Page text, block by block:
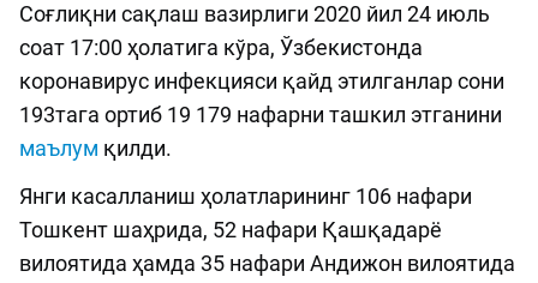
Соғлиқни сақлаш вазирлиги 2020 йил 24 июль
соат 17:00 ҳолатига кўра, Ўзбекистонда
коронавирус инфекцияси қайд этилганлар сони
193тага ортиб 19 179 нафарни ташкил этганини
маълум қилди.
Янги касалланиш ҳолатларининг 106 нафари
Тошкент шаҳрида, 52 нафари Қашқадарё
вилоятида ҳамда 35 нафари Андижон вилоятида